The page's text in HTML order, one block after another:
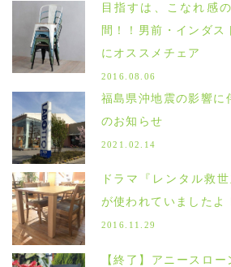
目指すは、こなれ感
間！！男前・インダス
にオススメチェア
2016.08.06
福島県沖地震の影響に
のお知らせ
2021.02.14
ドラマ『レンタル救
が使われていましたよ
2016.11.29
【終了】アニースロ